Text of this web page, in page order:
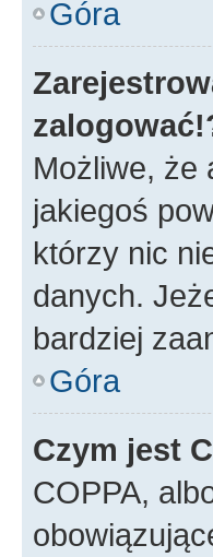
Góra
Możliwe, że
jakiegoś
którzy nic
danych.
bardziej
Góra
Czym jest
COPPA,